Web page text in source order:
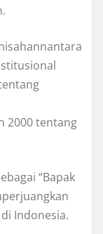
2000 tentang
“Bapak
Indonesia.